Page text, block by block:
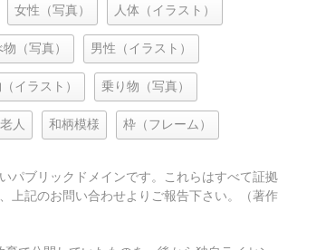
女性（写真） 人体（イラスト）
（写真） 男性（イラスト）
イラスト） 乗り物（写真）
老人 和柄模様 枠（フレーム）
パブリックドメインです。これらはすべて証拠
上記のお問い合わせよりご報告下さい。（著作